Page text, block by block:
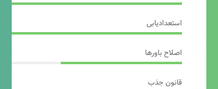
استعدادیابی
اصلاح باورها
قانون جذب